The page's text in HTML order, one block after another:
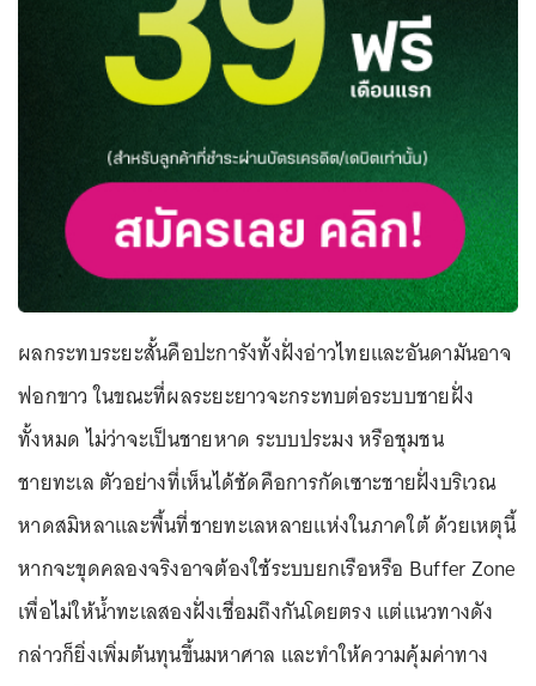
ผลกระทบระยะสั้นคือปะการังทั้งฝั่งอ่าวไทยและอันดามันอาจ
ฟอกขาว ในขณะที่ผลระยะยาวจะกระทบต่อระบบชายฝั่ง
ทั้งหมด ไม่ว่าจะเป็นชายหาด ระบบประมง หรือชุมชน
ชายทะเล ตัวอย่างที่เห็นได้ชัดคือการกัดเซาะชายฝั่งบริเวณ
หาดสมิหลาและพื้นที่ชายทะเลหลายแห่งในภาคใต้ ด้วยเหตุนี้
หากจะขุดคลองจริงอาจต้องใช้ระบบยกเรือหรือ Buffer Zone
เพื่อไม่ให้น้ำทะเลสองฝั่งเชื่อมถึงกันโดยตรง แต่แนวทางดัง
กล่าวก็ยิ่งเพิ่มต้นทุนขึ้นมหาศาล และทำให้ความคุ้มค่าทาง